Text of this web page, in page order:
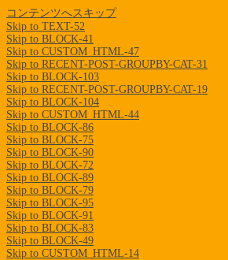
コンテンツへスキップ
Skip to TEXT-52
Skip to BLOCK-41
Skip to CUSTOM_HTML-47
Skip to RECENT-POST-GROUPBY-CAT-31
Skip to BLOCK-103
Skip to RECENT-POST-GROUPBY-CAT-19
Skip to BLOCK-104
Skip to CUSTOM_HTML-44
Skip to BLOCK-86
Skip to BLOCK-75
Skip to BLOCK-90
Skip to BLOCK-72
Skip to BLOCK-89
Skip to BLOCK-79
Skip to BLOCK-95
Skip to BLOCK-91
Skip to BLOCK-83
Skip to BLOCK-49
Skip to CUSTOM_HTML-14